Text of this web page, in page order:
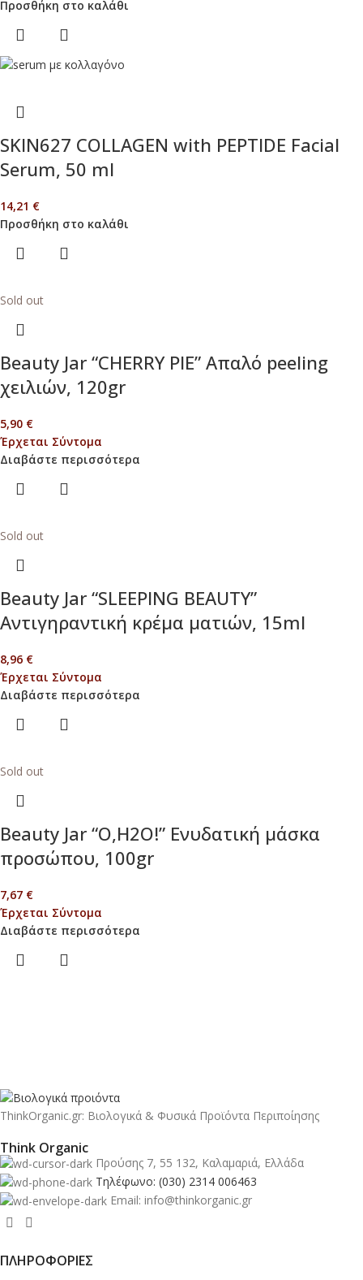
Προσθήκη στο καλάθι
SKIN627 COLLAGEN with PEPTIDE Facial
Serum, 50 ml
14,21 €
Προσθήκη στο καλάθι
Sold out
Beauty Jar “CHERRY PIE” Απαλό peeling
χειλιών, 120gr
5,90 €
Έρχεται Σύντομα
Διαβάστε περισσότερα
Sold out
Beauty Jar “SLEEPING BEAUTY”
Αντιγηραντική κρέμα ματιών, 15ml
8,96 €
Έρχεται Σύντομα
Διαβάστε περισσότερα
Sold out
Beauty Jar “O,H2O!” Ενυδατική μάσκα
προσώπου, 100gr
7,67 €
Έρχεται Σύντομα
Διαβάστε περισσότερα
ThinkOrganic.gr: Βιολογικά & Φυσικά Προϊόντα Περιποίησης
Think Organic
Προύσης 7, 55 132, Καλαμαριά, Ελλάδα
Τηλέφωνο: (030) 2314 006463
Email: info@thinkorganic.gr
ΠΛΗΡΟΦΟΡΙΕΣ